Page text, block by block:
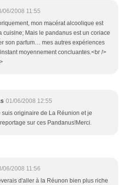
06/2008 11:55
mon macérat alcoolique est
cuisine; Mais le pandanus est un coriace
son parfum… mes autres expériences
moyennement concluantes.<br />
01/06/2008 12:55
suis originaire de La Réunion et je
sur ces Pandanus!Merci.
06/2008 11:56
d'aller à la Réunon bien plus riche